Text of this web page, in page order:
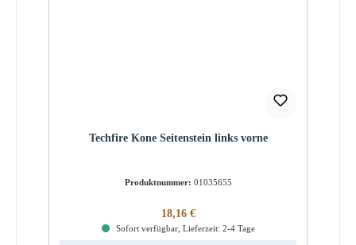
Techfire Kone Seitenstein links vorne
Produktnummer: 01035655
Regulärer Preis:
18,16 €
Sofort verfügbar, Lieferzeit: 2-4 Tage